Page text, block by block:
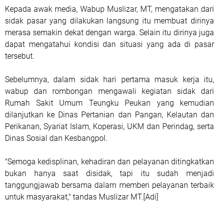
Kepada awak media, Wabup Muslizar, MT, mengatakan dari
sidak pasar yang dilakukan langsung itu membuat dirinya
merasa semakin dekat dengan warga. Selain itu dirinya juga
dapat mengatahui kondisi dan situasi yang ada di pasar
tersebut.
Sebelumnya, dalam sidak hari pertama masuk kerja itu,
wabup dan rombongan mengawali kegiatan sidak dari
Rumah Sakit Umum Teungku Peukan yang kemudian
dilanjutkan ke Dinas Pertanian dan Pangan, Kelautan dan
Perikanan, Syariat Islam, Koperasi, UKM dan Perindag, serta
Dinas Sosial dan Kesbangpol.
"Semoga kedisplinan, kehadiran dan pelayanan ditingkatkan
bukan hanya saat disidak, tapi itu sudah menjadi
tanggungjawab bersama dalam memberi pelayanan terbaik
untuk masyarakat," tandas Muslizar MT.[Adi]